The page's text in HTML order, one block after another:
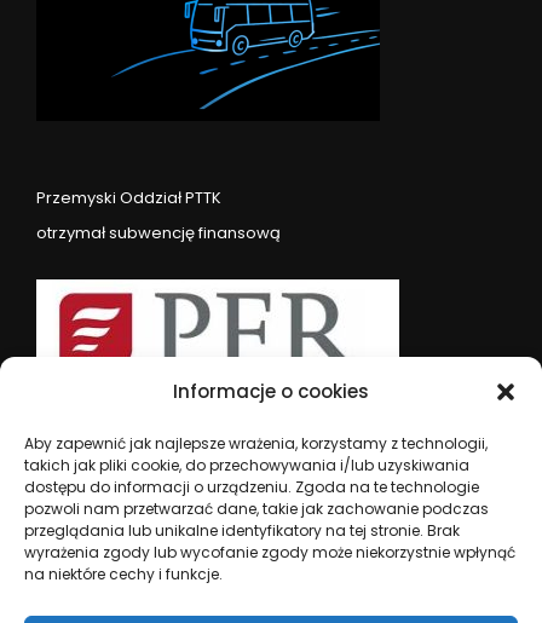
Informacje o cookies
Aby zapewnić jak najlepsze wrażenia, korzystamy z technologii,
takich jak pliki cookie, do przechowywania i/lub uzyskiwania
dostępu do informacji o urządzeniu. Zgoda na te technologie
pozwoli nam przetwarzać dane, takie jak zachowanie podczas
przeglądania lub unikalne identyfikatory na tej stronie. Brak
wyrażenia zgody lub wycofanie zgody może niekorzystnie wpłynąć
na niektóre cechy i funkcje.
Przemyski Oddział PTTK
otrzymał subwencję finansową
PTTK Oddział im. M. Orłowicza ul. Waygarta 3, 37-700